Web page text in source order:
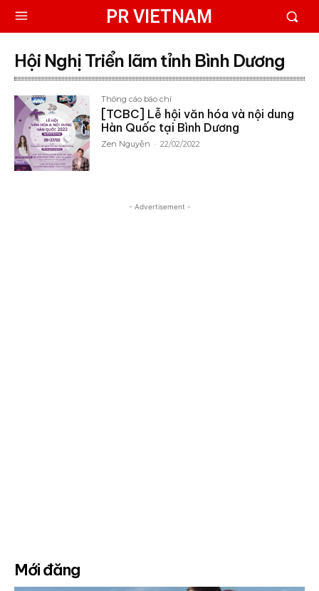
PR VIETNAM
Hội Nghị Triển lãm tỉnh Bình Dương
Thông cáo báo chí
[TCBC] Lễ hội văn hóa và nội dung
Hàn Quốc tại Bình Dương
Zen Nguyễn - 22/02/2022
- Advertisement -
Mới đăng